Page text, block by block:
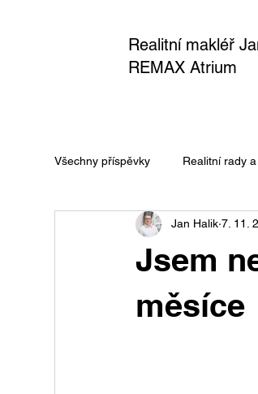
Realitní makléř
REMAX Atrium
Všechny příspěvky Realitní rady
Jsem
měsíce
Jan Halik 7. 11.